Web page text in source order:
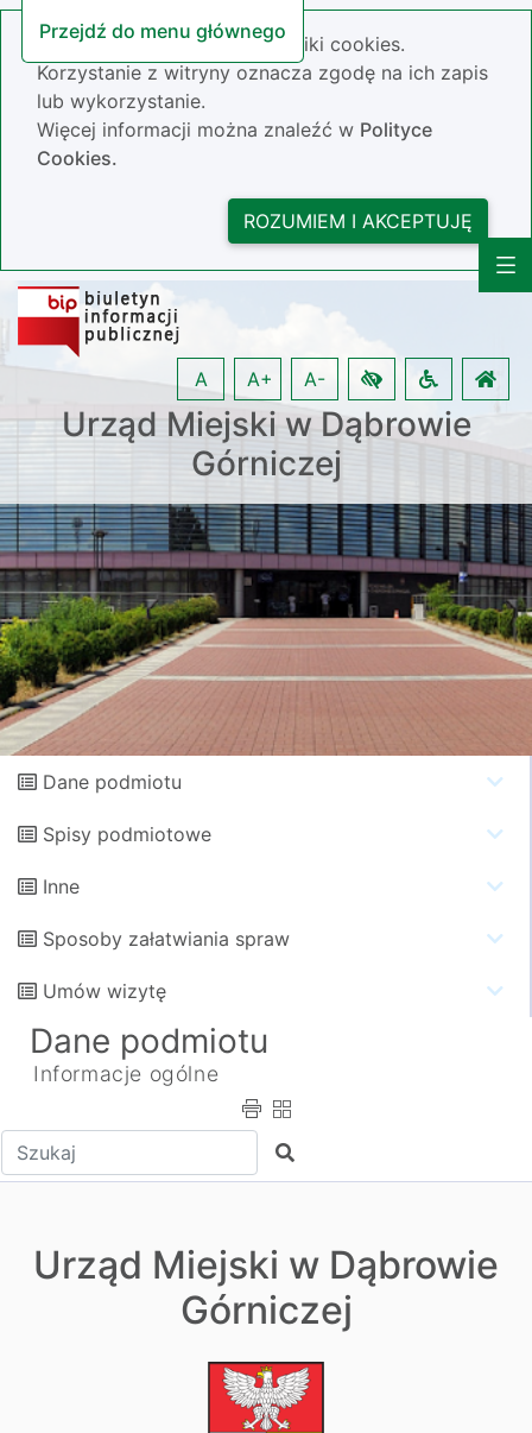
Przejdź do menu głównego
Nasza strona wykorzystuje pliki cookies.
Korzystanie z witryny oznacza zgodę na ich zapis
lub wykorzystanie.
Więcej informacji można znaleźć w Polityce
Cookies.
ROZUMIEM I AKCEPTUJĘ
Urząd Miejski w Dąbrowie
Górniczej
A A+ A-
Dane podmiotu
Spisy podmiotowe
Inne
Sposoby załatwiania spraw
Umów wizytę
Dane podmiotu
Informacje ogólne
Wpisz tekst do wyszukania Szukaj
Urząd Miejski w Dąbrowie
Górniczej